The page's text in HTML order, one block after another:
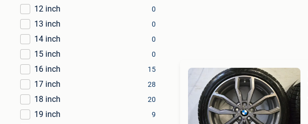
12 inch
0
13 inch 0
14 inch 0
15 inch 0
16 inch 15
17 inch 28
18 inch 20
19 inch 9